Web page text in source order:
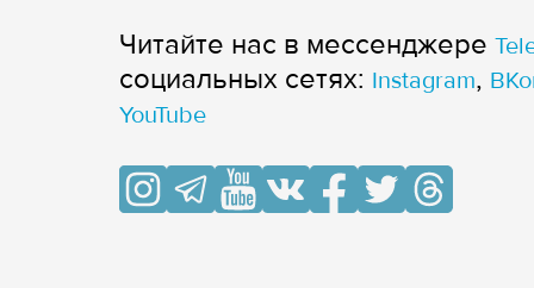
Читайте нас в мессенджере
cоциальных сетях: Instagram,
YouTube